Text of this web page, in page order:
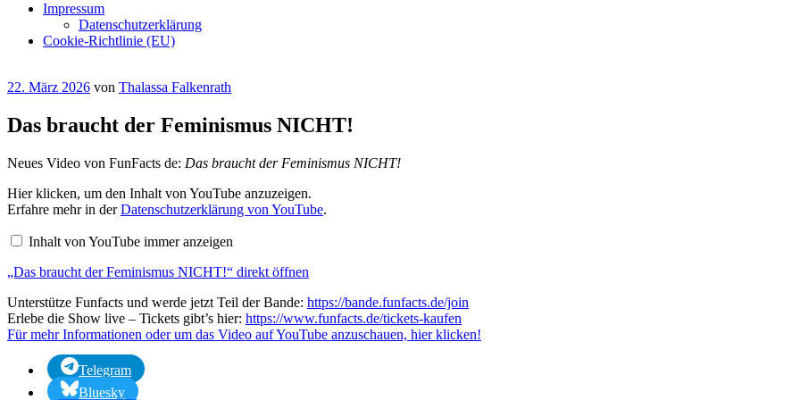
Impressum
Datenschutzerklärung
Cookie-Richtlinie (EU)
Veröffentlicht
22. März 2026 von Thalassa Falkenrath
Das braucht der Feminismus NICHT!
Neues Video von FunFacts de: Das braucht der Feminismus NICHT!
„Das
braucht
der
NICHT!“
YouTube
Hier klicken, um den Inhalt von YouTube anzuzeigen.
Erfahre mehr in derDatenschutzerklärung von YouTube.
Inhalt von YouTube immer anzeigen
„Das braucht der Feminismus NICHT!“ direkt öffnen
Unterstütze Funfacts und werde jetzt Teil der Bande: https://bande.funfacts.de/join
Erlebe die Show live – Tickets gibt’s hier: https://www.funfacts.de/tickets-kaufen
Für mehr Informationen oder um das Video auf YouTube anzuschauen, hier klicken!
Telegram
Bluesky